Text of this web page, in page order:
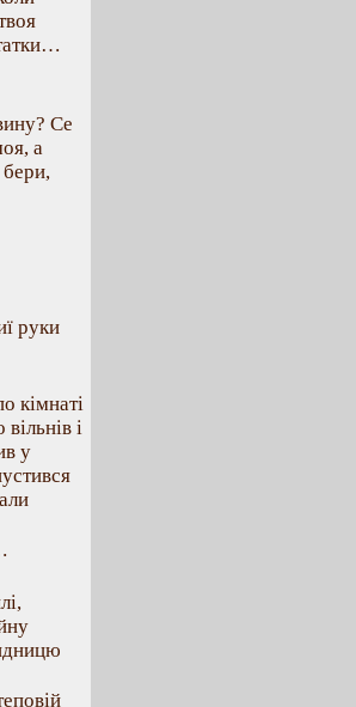
Се
а
руки
кімнаті
і
у